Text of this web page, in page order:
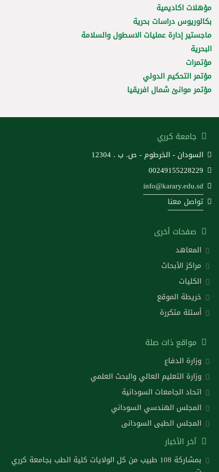
مؤهلات اكاديمية
بكالوريوس دراسات بحرية
ماجستير إدارة عمليات الاسطول والسلامة
البحرية
مؤتمرات
مؤتمر التحكيم الدولي
مؤتمر موانئ شمال افريقيا
جامعة كرري
السودان - الخرطوم - ص. ب . 12304
00249155228229
info@karary.edu.sd
تواصل معنا
صفحات أخرى
المعاهد
مراكز الأبحاث
الكليات
خريطة الموقع
أسئلة متكررة
مواقع ذات صلة
وزارة الدفاع
وزارة التعليم العالي والبحث العلمي
اتحاد الجامعات السودانية
المجلس الهندسي السوداني
المجلس الطبى السودانى
آخر الأخبار
بمشاركة 108 طبيب من كل الولايات كلية الطب بجامعة كرري